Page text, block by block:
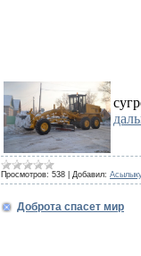
Просмотров: 538 Добавил:
Доброта спасет мир